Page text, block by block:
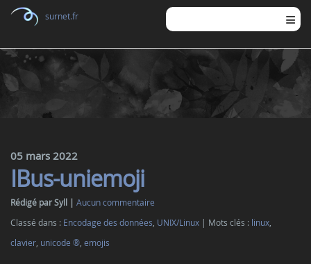
surnet.fr
05 mars 2022
IBus-uniemoji
Rédigé par Syll
Aucun commentaire
Classé dans : Encodage des données, UNIX/Linux Mots clés : linux,
clavier, unicode ®, emojis